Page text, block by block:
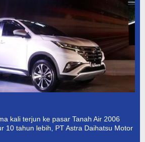
kali terjun ke pasar Tanah Air 2006
10 tahun lebih, PT Astra Daihatsu Motor